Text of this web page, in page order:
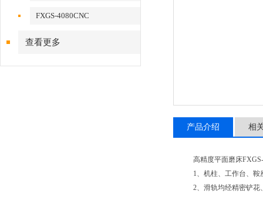
FXGS-4080CNC
查看更多
产品介绍 相
高精度平面磨床FXGS-
1、机柱、工作台、鞍
2、滑轨均经精密铲花